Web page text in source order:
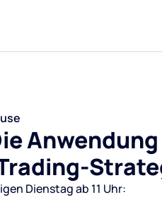
Dienstag ab 11 Uhr: